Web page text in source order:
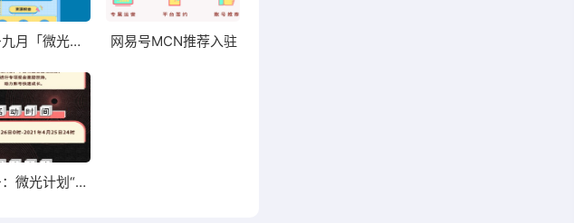
网易号九月「微光计划」来啦❗️ “佣金邀请制”全新改版 网易号MCN推荐入驻
网易号：微光计划“人设账号”视频创作者招募